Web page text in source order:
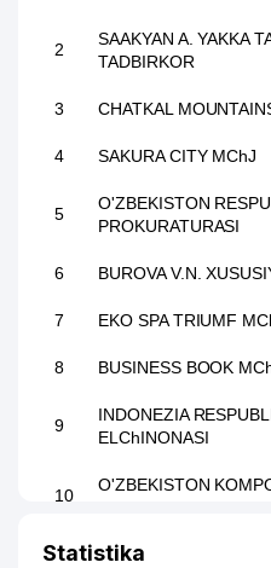
2
SAAKYAN A. YAKKA
TADBIRKOR
3 CHATKAL
4 SAKURA CITY MChJ
5
O'ZBEKISTON
PROKURATURASI
6 BUROVA V.N.
7 EKO SPA TRIUMF
8 BUSINESS BOOK
9
INDONEZIA
ELChINONASI
10
O'ZBEKISTON
O'ZBEKISTON
Statistika